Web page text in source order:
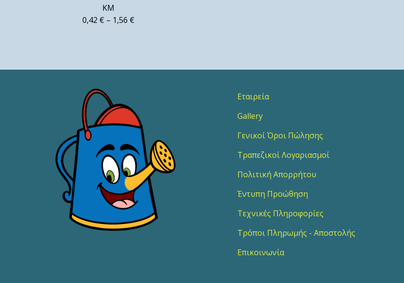
ΚΜ
0,42 € – 1,56 €
Εταιρεία
Gallery
Γενικοί Όροι Πώλησης
Τραπεζικοί Λογαριασμοί
Πολιτική Απορρήτου
Έντυπη Προώθηση
Τεχνικές Πληροφορίες
Τρόποι Πληρωμής - Αποστολής
Επικοινωνία